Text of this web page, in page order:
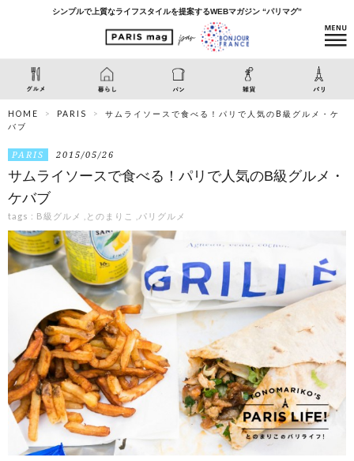
シンプルで上質なライフスタイルを提案するWEBマガジン “パリマグ”
HOME PARIS
サムライソースで食べる！パリで人気のB級グルメ・ケ
バブ
PARIS 2015/05/26
サムライソースで食べる！パリで人気のB級グルメ・
ケバブ
tags : B級グルメ とのまりこ パリグルメ